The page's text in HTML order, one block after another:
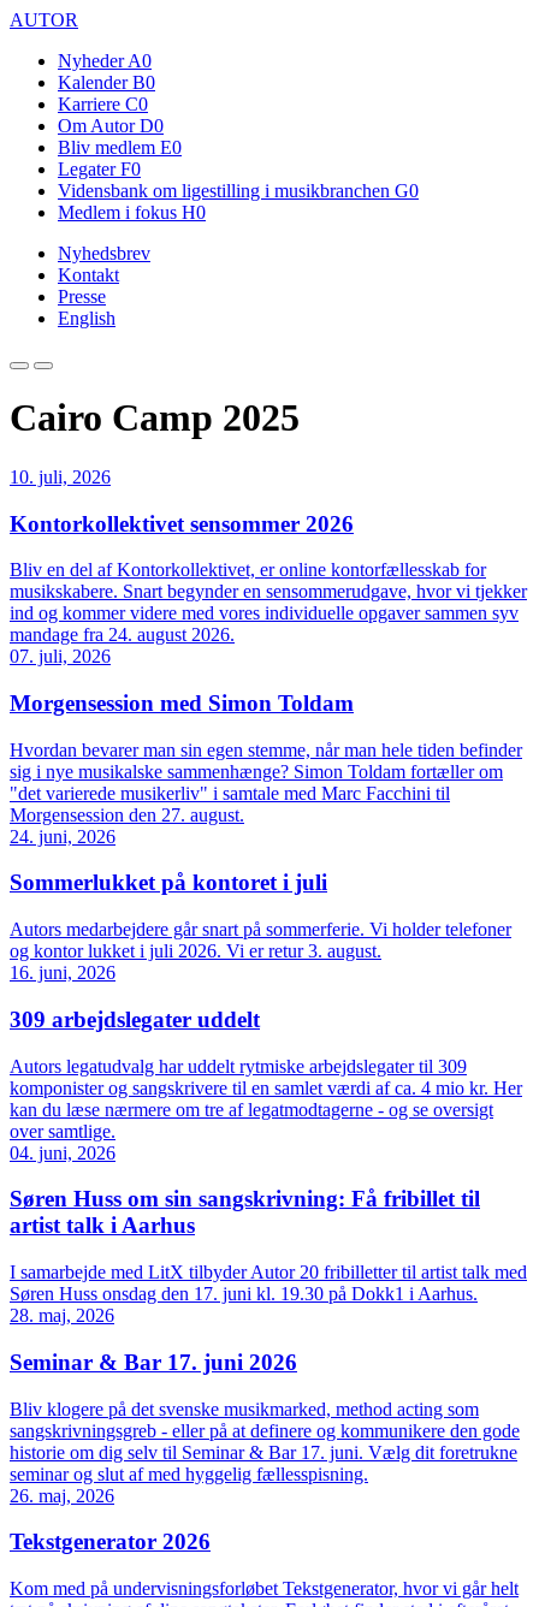
AUTOR
Nyheder A0
Kalender B0
Karriere C0
Om Autor D0
Bliv medlem E0
Legater F0
Vidensbank om ligestilling i musikbranchen G0
Medlem i fokus H0
Nyhedsbrev
Kontakt
Presse
English
Cairo Camp 2025
10. juli, 2026
Kontorkollektivet sensommer 2026
Bliv en del af Kontorkollektivet, er online kontorfællesskab for
musikskabere. Snart begynder en sensommerudgave, hvor vi tjekker
ind og kommer videre med vores individuelle opgaver sammen syv
mandage fra 24. august 2026.
07. juli, 2026
Morgensession med Simon Toldam
Hvordan bevarer man sin egen stemme, når man hele tiden befinder
sig i nye musikalske sammenhænge? Simon Toldam fortæller om
"det varierede musikerliv" i samtale med Marc Facchini til
Morgensession den 27. august.
24. juni, 2026
Sommerlukket på kontoret i juli
Autors medarbejdere går snart på sommerferie. Vi holder telefoner
og kontor lukket i juli 2026. Vi er retur 3. august.
16. juni, 2026
309 arbejdslegater uddelt
Autors legatudvalg har uddelt rytmiske arbejdslegater til 309
komponister og sangskrivere til en samlet værdi af ca. 4 mio kr. Her
kan du læse nærmere om tre af legatmodtagerne - og se oversigt
over samtlige.
04. juni, 2026
Søren Huss om sin sangskrivning: Få fribillet til
artist talk i Aarhus
I samarbejde med LitX tilbyder Autor 20 fribilletter til artist talk med
Søren Huss onsdag den 17. juni kl. 19.30 på Dokk1 i Aarhus.
28. maj, 2026
Seminar & Bar 17. juni 2026
Bliv klogere på det svenske musikmarked, method acting som
sangskrivningsgreb - eller på at definere og kommunikere den gode
historie om dig selv til Seminar & Bar 17. juni. Vælg dit foretrukne
seminar og slut af med hyggelig fællesspisning.
26. maj, 2026
Tekstgenerator 2026
Kom med på undervisningsforløbet Tekstgenerator, hvor vi går helt